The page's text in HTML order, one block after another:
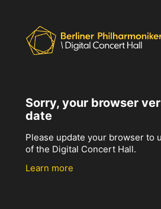
Sorry, your browser
date
Please update your browser to
of the Digital Concert Hall.
Learn more